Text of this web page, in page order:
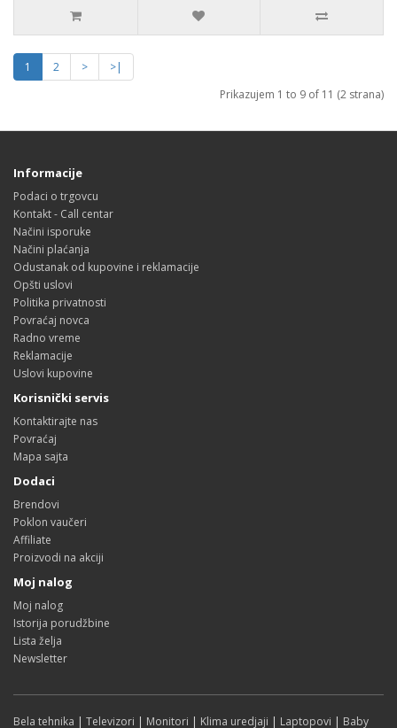
1 2 >
>|
Prikazujem 1 to 9 of 11 (2 strana)
Informacije
Podaci o trgovcu
Kontakt - Call centar
Načini isporuke
Načini plaćanja
Odustanak od kupovine i reklamacije
Opšti uslovi
Politika privatnosti
Povraćaj novca
Radno vreme
Reklamacije
Uslovi kupovine
Korisnički servis
Kontaktirajte nas
Povraćaj
Mapa sajta
Dodaci
Brendovi
Poklon vaučeri
Affiliate
Proizvodi na akciji
Moj nalog
Moj nalog
Istorija porudžbine
Lista želja
Newsletter
Bela tehnika | Televizori | Monitori | Klima uredjaji | Laptopovi | Baby